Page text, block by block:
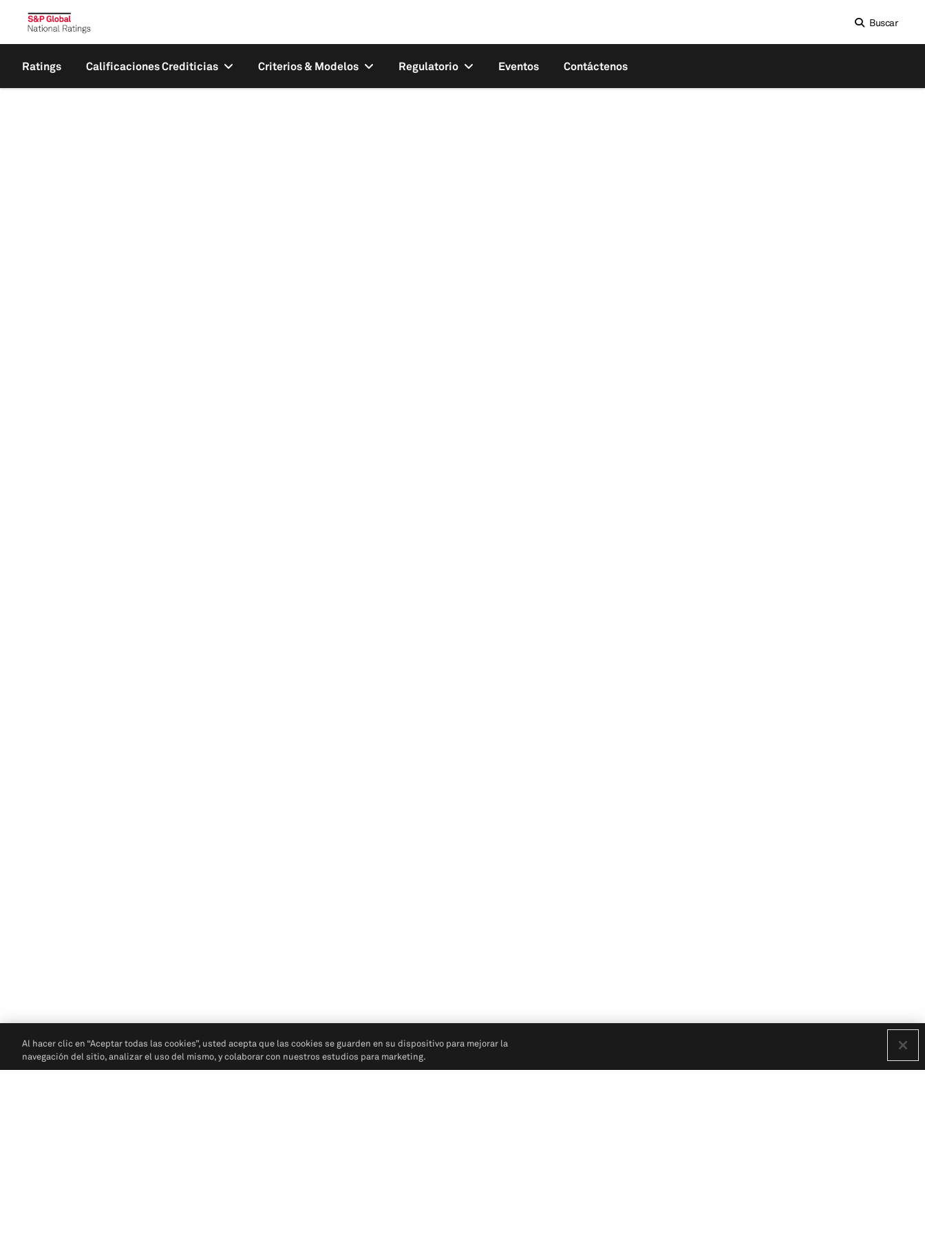
Buscar
Ratings Calificaciones Crediticias Criterios & Modelos Regulatorio Eventos Contáctenos
Al hacer clic en “Aceptar todas las cookies”, usted acepta que las cookies se guarden en su dispositivo para mejorar la
navegación del sitio, analizar el uso del mismo, y colaborar con nuestros estudios para marketing.